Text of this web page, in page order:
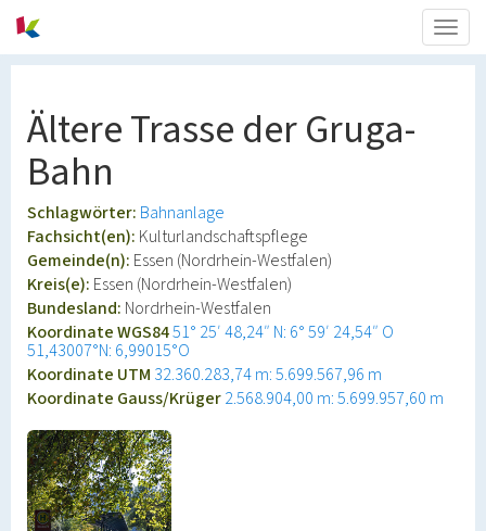
Ältere Trasse der Gruga-
Bahn
Schlagwörter: Bahnanlage
Fachsicht(en): Kulturlandschaftspflege
Gemeinde(n): Essen (Nordrhein-Westfalen)
Kreis(e): Essen (Nordrhein-Westfalen)
Bundesland: Nordrhein-Westfalen
Koordinate WGS8451° 25′ 48,24″ N: 6° 59′ 24,54″ O
51,43007°N: 6,99015°O
Koordinate UTM 32.360.283,74 m: 5.699.567,96 m
Koordinate Gauss/Krüger2.568.904,00 m: 5.699.957,60 m